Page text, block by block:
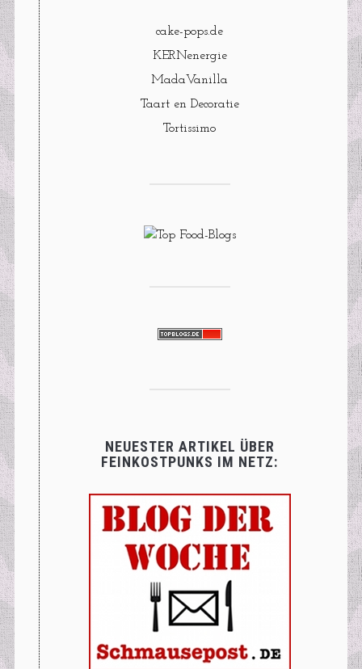
cake-pops.de
KERNenergie
MadaVanilla
Taart en Decoratie
Tortissimo
NEUESTER ARTIKEL ÜBER
FEINKOSTPUNKS IM NETZ: